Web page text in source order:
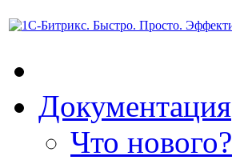
Документация
Что нового?